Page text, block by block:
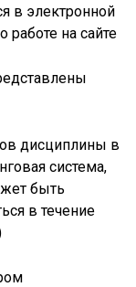
в электронной
работе на сайте
дисциплины в
система,
быть
в течение